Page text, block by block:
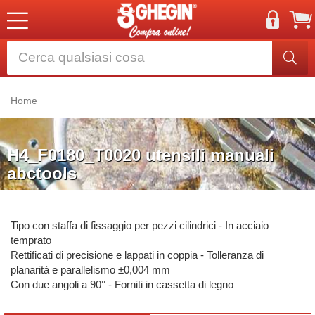
Home
H4_F0180_T0020 utensili manuali
abctools
Tipo con staffa di fissaggio per pezzi cilindrici - In acciaio
temprato
Rettificati di precisione e lappati in coppia - Tolleranza di
planarità e parallelismo ±0,004 mm
Con due angoli a 90° - Forniti in cassetta di legno